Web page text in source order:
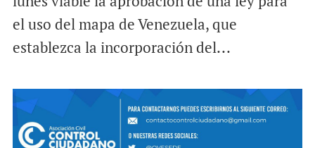
el uso del mapa de Venezuela, que
establezca la incorporación del...